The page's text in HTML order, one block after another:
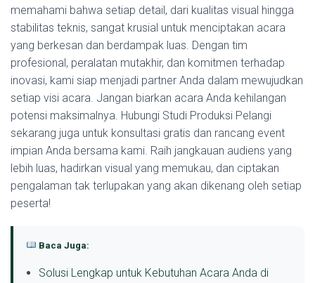
memahami bahwa setiap detail, dari kualitas visual hingga
stabilitas teknis, sangat krusial untuk menciptakan acara
yang berkesan dan berdampak luas. Dengan tim
profesional, peralatan mutakhir, dan komitmen terhadap
inovasi, kami siap menjadi partner Anda dalam mewujudkan
setiap visi acara. Jangan biarkan acara Anda kehilangan
potensi maksimalnya. Hubungi Studi Produksi Pelangi
sekarang juga untuk konsultasi gratis dan rancang event
impian Anda bersama kami. Raih jangkauan audiens yang
lebih luas, hadirkan visual yang memukau, dan ciptakan
pengalaman tak terlupakan yang akan dikenang oleh setiap
peserta!
Baca Juga:
Solusi Lengkap untuk Kebutuhan Acara Anda di